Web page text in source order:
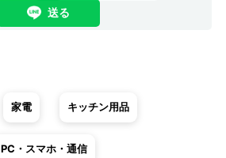
送る
家電 キッチン用品
PC・スマホ・通信